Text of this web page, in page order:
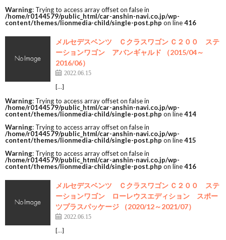
Warning: Trying to access array offset on false in
/home/r0144579/public_html/car-anshin-navi.co.jp/wp-
content/themes/lionmedia-child/single-post.php on line416
メルセデスベンツ Ｃクラスワゴン Ｃ２００ ステ
ーションワゴン アバンギャルド （2015/04～
2016/06）
2022.06.15
[…]
Warning: Trying to access array offset on false in
/home/r0144579/public_html/car-anshin-navi.co.jp/wp-
content/themes/lionmedia-child/single-post.php on line414
Warning: Trying to access array offset on false in
/home/r0144579/public_html/car-anshin-navi.co.jp/wp-
content/themes/lionmedia-child/single-post.php on line415
Warning: Trying to access array offset on false in
/home/r0144579/public_html/car-anshin-navi.co.jp/wp-
content/themes/lionmedia-child/single-post.php on line416
メルセデスベンツ Ｃクラスワゴン Ｃ２００ ステ
ーションワゴン ローレウスエディション スポー
ツプラスパッケージ （2020/12～2021/07）
2022.06.15
[…]